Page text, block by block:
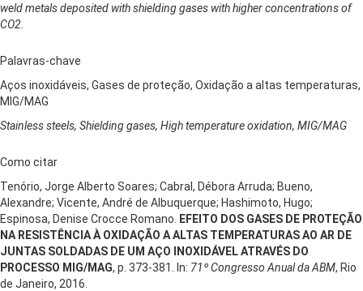
weld metals deposited with shielding gases with higher concentrations of
CO2.
Palavras-chave
Aços inoxidáveis, Gases de proteção, Oxidação a altas temperaturas,
MIG/MAG
Stainless steels, Shielding gases, High temperature oxidation, MIG/MAG
Como citar
Tenório, Jorge Alberto Soares; Cabral, Débora Arruda; Bueno,
Alexandre; Vicente, André de Albuquerque; Hashimoto, Hugo;
Espinosa, Denise Crocce Romano.
EFEITO DOS GASES DE PROTEÇÃO
NA RESISTÊNCIA À OXIDAÇÃO A ALTAS TEMPERATURAS AO AR DE
JUNTAS SOLDADAS DE UM AÇO INOXIDÁVEL ATRAVÉS DO
PROCESSO MIG/MAG, p. 373-381. In: 71º Congresso Anual da ABM, Rio
de Janeiro, 2016.